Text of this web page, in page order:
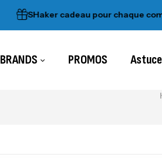
SHaker cadeau pour chaque
BRANDS PROMOS